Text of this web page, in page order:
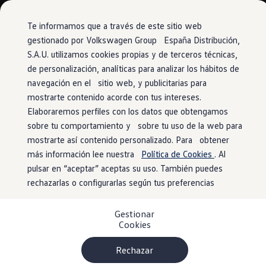
Te informamos que a través de este sitio web
gestionado por Volkswagen Group España Distribución,
S.A.U. utilizamos cookies propias y de terceros técnicas,
de personalización, analíticas para analizar los hábitos de
navegación en el sitio web, y publicitarias para
mostrarte contenido acorde con tus intereses.
Elaboraremos perfiles con los datos que obtengamos
sobre tu comportamiento y sobre tu uso de la web para
mostrarte así contenido personalizado. Para obtener
más información lee nuestra Política de Cookies . Al
pulsar en “aceptar” aceptas su uso. También puedes
rechazarlas o configurarlas según tus preferencias
Rechazar
Gestionar
Cookies
Ir
directamente
al contenido
Ir
directamente
al pie de
página
ComercialesConoce todos los modelos
Configura todos los modelos
Ver todos los modelos
Ver todos los modelos
Soluciones estandarizadas
Campers
Ofertas y stock
Ofertas para profesionales
Volkswagen nuevo en stock
Volkswagen de ocasión en stock
Ofertas para particulares
Volkswagen nuevo en stock
Volkswagen de ocasión
Eléctricos e híbridos
Simulador de autonomía
Simulador de carga
Ventajas para profesionales
Ventajas para particulares
Profesionales
My Leasing
Novedad
Elige tu menú Food
Truck
Hamburguesa o Pizza con acompañamiento + Postre +